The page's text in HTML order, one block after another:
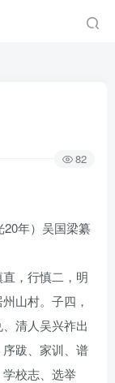
82
20年）吴国梁纂
，行慎二，明
山村。子四，
清人吴兴祚出
跋、家训、谱
校志、选举